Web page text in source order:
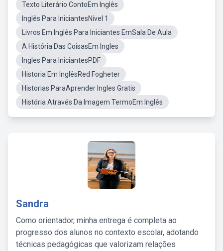
Texto Literário ContoEm Inglês
Inglês Para IniciantesNível 1
Livros Em Inglês Para Iniciantes EmSala De Aula
A História Das CoisasEm Ingles
Ingles Para IniciantesPDF
Historia Em InglêsRed Fogheter
Historias ParaAprender Ingles Gratis
História Através Da Imagem TermoEm Inglês
Sandra
Como orientador, minha entrega é completa ao
progresso dos alunos no contexto escolar, adotando
técnicas pedagógicas que valorizam relações